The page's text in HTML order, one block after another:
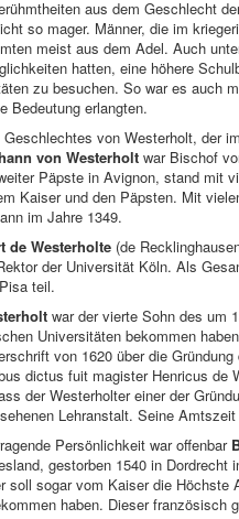
aus dem Geschlecht
so mager. Männer, die im
meist aus dem Adel. Auch
hatten, eine höhere
zu besuchen. So war es auch
Bedeutung erlangten.
von Westerholt, der
von Westerholt war Bischof
Päpste in Avignon, stand mit
Kaiser und den Päpsten. Mit
im Jahre 1349.
de Westerholte (de
der Universität Köln. Als
teil.
war der vierte Sohn des um
Universitäten bekommen
von 1620 über die
dictus fuit magister Henricus
der Westerholter einer der
Lehranstalt. Seine
Persönlichkeit war offenbar
gestorben 1540 in Dordrecht
soll sogar vom Kaiser die
haben. Dieser französisch